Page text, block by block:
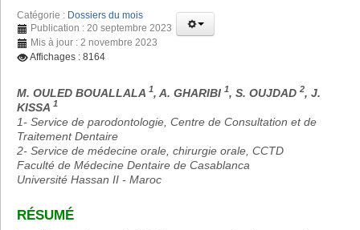
Catégorie : Dossiers du mois
Publication : 20 septembre 2023
Mis à jour : 2 novembre 2023
Affichages : 8164
M. OULED BOUALLALA 1, A. GHARIBI 1, S. OUJDAD 2, J.
KISSA 1
1- Service de parodontologie, Centre de Consultation et de
Traitement Dentaire
2- Service de médecine orale, chirurgie orale, CCTD
Faculté de Médecine Dentaire de Casablanca
Université Hassan II - Maroc
RÉSUMÉ